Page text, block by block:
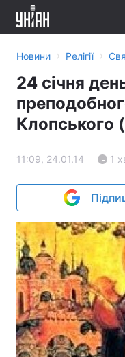
Новини › Релігії ›
24 січня
Клопського
11:09, 24.01.14 1